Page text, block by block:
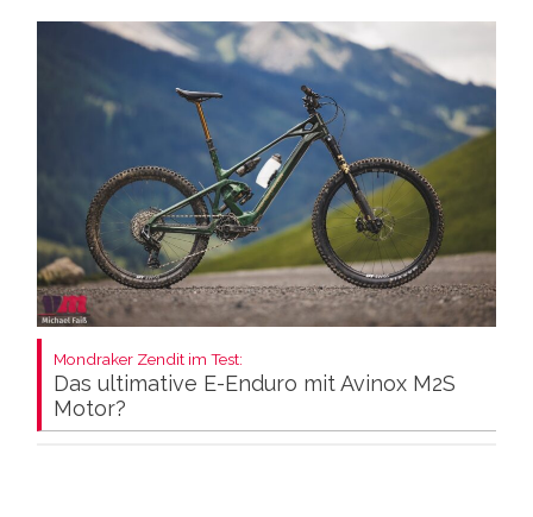
Mondraker Zendit im Test:
Das ultimative E-Enduro mit Avinox M2S
Motor?